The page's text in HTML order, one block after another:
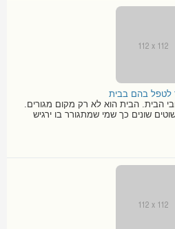
לטפל בהם בבית
הבית. הבית הוא לא רק מקום מגורים.
שונים כך שמי שמתגורר בו ירגיש